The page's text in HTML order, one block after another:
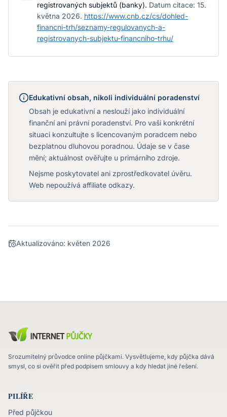
registrovaných subjektů (banky). Datum citace: 15.
května 2026. https://www.cnb.cz/cs/dohled-
financni-trh/seznamy-regulovanych-a-
registrovanych-subjektu-financniho-trhu/
Edukativní obsah, nikoli individuální poradenství
Obsah je edukativní a neslouží jako individuální
finanční ani právní poradenství. Pro vaši konkrétní
situaci konzultujte s licencovaným poradcem nebo
bezplatnou dluhovou poradnou. Údaje se v čase
mění; aktuálnost ověřujte u primárního zdroje.
Nejsme poskytovatel ani zprostředkovatel úvěru.
Web nepoužívá affiliate odkazy.
Aktualizováno: květen 2026
Srozumitelný průvodce online půjčkami. Vysvětlujeme, kdy půjčka dává
smysl, co si ověřit před podpisem smlouvy a kdy hledat jiné řešení.
PILÍŘE
Před půjčkou